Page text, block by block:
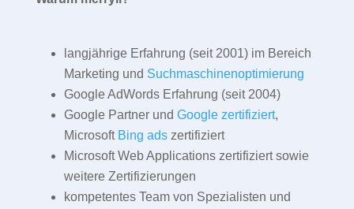
langjährige Erfahrung (seit 2001) im Bereich
Marketing und Suchmaschinenoptimierung
Google AdWords Erfahrung (seit 2004)
Google Partner und Google zertifiziert,
Microsoft Bing adszertifiziert
Microsoft Web Applications zertifiziert sowie
weitere Zertifizierungen
kompetentes Team von Spezialisten und